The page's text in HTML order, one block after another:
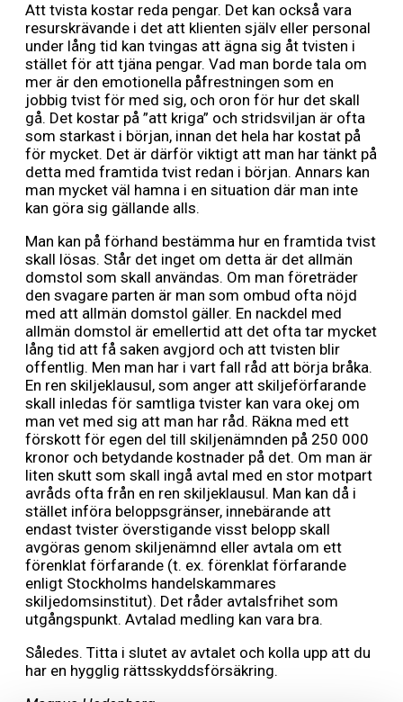
Att tvista kostar reda pengar. Det kan också vara
resurskrävande i det att klienten själv eller personal
under lång tid kan tvingas att ägna sig åt tvisten i
stället för att tjäna pengar. Vad man borde tala om
mer är den emotionella påfrestningen som en
jobbig tvist för med sig, och oron för hur det skall
gå. Det kostar på ”att kriga” och stridsviljan är ofta
som starkast i början, innan det hela har kostat på
för mycket. Det är därför viktigt att man har tänkt på
detta med framtida tvist redan i början. Annars kan
man mycket väl hamna i en situation där man inte
kan göra sig gällande alls.
Man kan på förhand bestämma hur en framtida tvist
skall lösas. Står det inget om detta är det allmän
domstol som skall användas. Om man företräder
den svagare parten är man som ombud ofta nöjd
med att allmän domstol gäller. En nackdel med
allmän domstol är emellertid att det ofta tar mycket
lång tid att få saken avgjord och att tvisten blir
offentlig. Men man har i vart fall råd att börja bråka.
En ren skiljeklausul, som anger att skiljeförfarande
skall inledas för samtliga tvister kan vara okej om
man vet med sig att man har råd. Räkna med ett
förskott för egen del till skiljenämnden på 250 000
kronor och betydande kostnader på det. Om man är
liten skutt som skall ingå avtal med en stor motpart
avråds ofta från en ren skiljeklausul. Man kan då i
stället införa beloppsgränser, innebärande att
endast tvister överstigande visst belopp skall
avgöras genom skiljenämnd eller avtala om ett
förenklat förfarande (t. ex. förenklat förfarande
enligt Stockholms handelskammares
skiljedomsinstitut). Det råder avtalsfrihet som
utgångspunkt. Avtalad medling kan vara bra.
Således. Titta i slutet av avtalet och kolla upp att du
har en hygglig rättsskyddsförsäkring.